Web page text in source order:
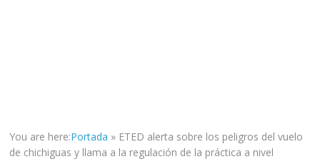
a
You are here:Portada » ETED alerta sobre los peligros del vuelo
de chichiguas y llama a la regulación de la práctica a nivel